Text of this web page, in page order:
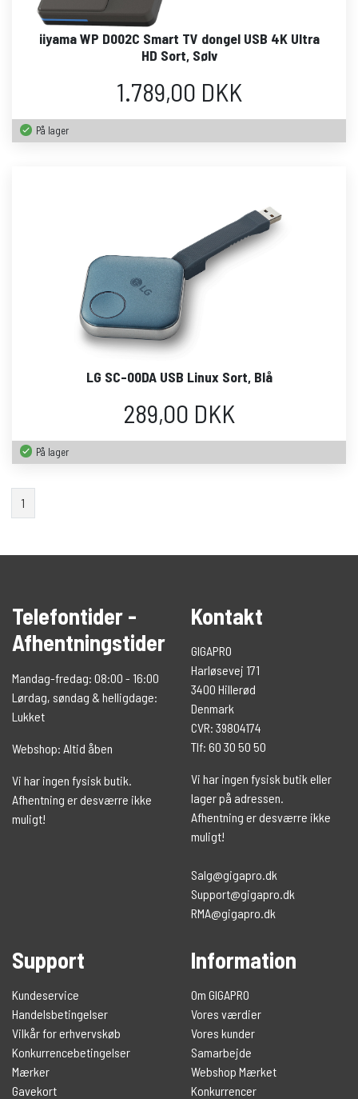
iiyama WP D002C Smart TV dongel USB 4K Ultra
HD Sort, Sølv
1.789,00 DKK
På lager
LG SC-00DA USB Linux Sort, Blå
289,00 DKK
På lager
1
Telefontider -
Afhentningstider
Mandag-fredag: 08:00 - 16:00
Lørdag, søndag & helligdage:
Lukket
Webshop: Altid åben
Vi har ingen fysisk butik.
Afhentning er desværre ikke
muligt!
Kontakt
GIGAPRO
Harløsevej 171
3400 Hillerød
Denmark
CVR: 39804174
Tlf: 60 30 50 50
Vi har ingen fysisk butik eller
lager på adressen.
Afhentning er desværre ikke
muligt!
Salg@gigapro.dk
Support@gigapro.dk
RMA@gigapro.dk
Support
Kundeservice
Handelsbetingelser
Vilkår for erhvervskøb
Konkurrencebetingelser
Mærker
Gavekort
Information
Om GIGAPRO
Vores værdier
Vores kunder
Samarbejde
Webshop Mærket
Konkurrencer